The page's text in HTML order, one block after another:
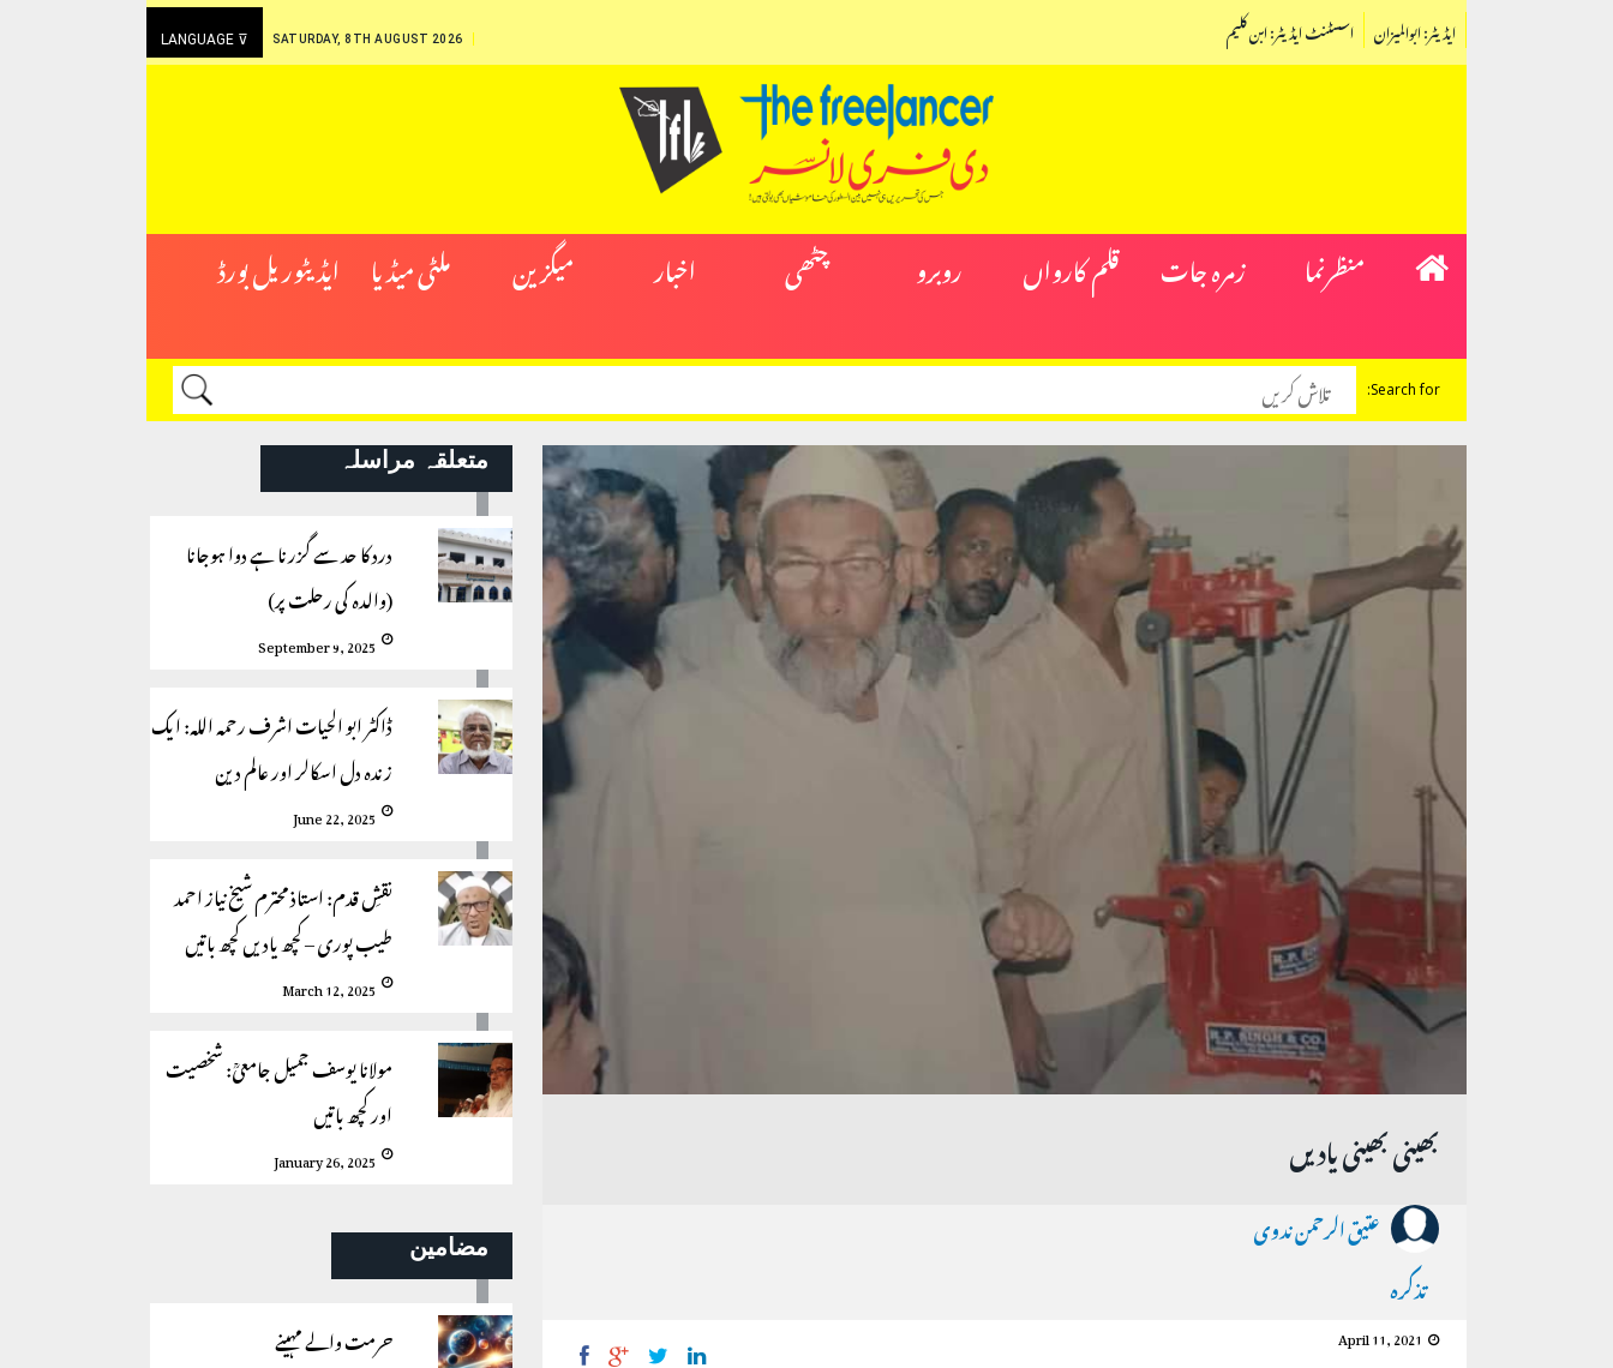
LANGUAGE ⊽ SATURDAY, 8TH AUGUST 2026 اسسٹنٹ ایڈیٹر: ابن کلیم ایڈیٹر: ابوالمیزان
منظرنما زمرہ جات قلم کارواں روبرو چٹھی اخبار میگزین ملٹی میڈیا ایڈیٹوریل بورڈ
Search for:
بھینی بھینی یادیں
عتیق الرحمن ندوی
تذکرہ
April 11, 2021
متعلقہ مراسلہ
درد کا حد سے گزرنا ہے دوا ہوجانا
(والدہ کی رحلت پر)
September 9, 2025
ڈاکٹر ابو الحیات اشرف ‍‌رحمہ اللہ: ایک
زندہ دل اسکالر اور عالم دین
June 22, 2025
نقشِ قدم: استاذ محترم شیخ نیاز احمد
طیب پوری – کچھ یادیں کچھ باتیں
March 12, 2025
مولانا یوسف جمیل جامعیؒ: شخصیت
اور کچھ باتیں
January 26, 2025
مضامین
حرمت والے مہینے